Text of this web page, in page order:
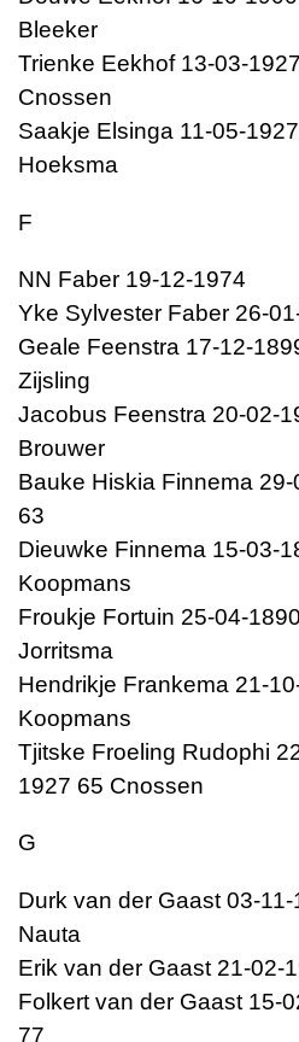
Bleeker
Trienke Eekhof 13-03-
Cnossen
Saakje Elsinga 11-05-
Hoeksma
F
NN Faber 19-12-1974
Yke Sylvester Faber 26-
Geale Feenstra 17-12-
Zijsling
Jacobus Feenstra 20-02-
Brouwer
Bauke Hiskia Finnema
63
Dieuwke Finnema 15-03-
Koopmans
Froukje Fortuin 25-04-
Jorritsma
Hendrikje Frankema 21-
Koopmans
Tjitske Froeling Rudophi
1927 65 Cnossen
G
Durk van der Gaast 03-
Nauta
Erik van der Gaast 21-02-
Folkert van der Gaast 15-
77